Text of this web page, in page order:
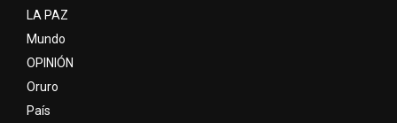
LA PAZ
Mundo
OPINIÓN
Oruro
País